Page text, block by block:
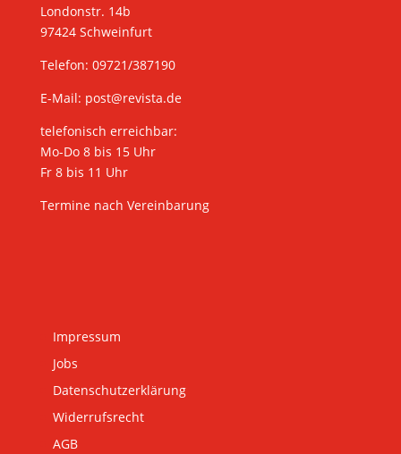
Londonstr. 14b
97424 Schweinfurt
Telefon: 09721/387190
E-Mail: post@revista.de
telefonisch erreichbar:
Mo-Do 8 bis 15 Uhr
Fr 8 bis 11 Uhr
Termine nach Vereinbarung
Impressum
Jobs
Datenschutzerklärung
Widerrufsrecht
AGB